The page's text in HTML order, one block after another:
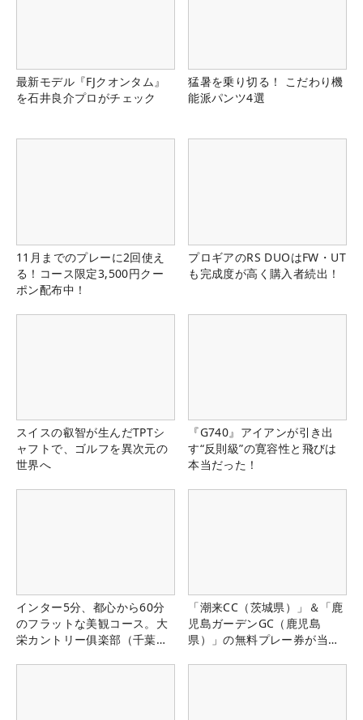
最新モデル『FJクオンタム』
を石井良介プロがチェック
猛暑を乗り切る！ こだわり機
能派パンツ4選
11月までのプレーに2回使え
る！コース限定3,500円クー
ポン配布中！
プロギアのRS DUOはFW・UT
も完成度が高く購入者続出！
スイスの叡智が生んだTPTシ
ャフトで、ゴルフを異次元の
世界へ
『G740』アイアンが引き出
す“反則級”の寛容性と飛びは
本当だった！
インター5分、都心から60分
のフラットな美観コース。大
栄カントリー俱楽部（千葉
「潮来CC（茨城県）」＆「鹿
児島ガーデンGC（鹿児島
県）」の無料プレー券が当た